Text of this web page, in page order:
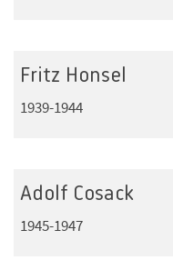
Fritz Honsel
1939-1944
Adolf Cosack
1945-1947